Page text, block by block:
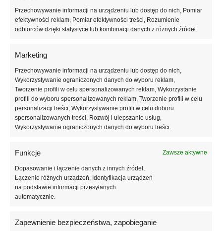
Przechowywanie informacji na urządzeniu lub dostęp do nich, Pomiar
efektywności reklam, Pomiar efektywności treści, Rozumienie
odbiorców dzięki statystyce lub kombinacji danych z różnych źródeł.
Marketing
Przechowywanie informacji na urządzeniu lub dostęp do nich,
Wykorzystywanie ograniczonych danych do wyboru reklam,
Tworzenie profili w celu spersonalizowanych reklam, Wykorzystanie
profili do wyboru spersonalizowanych reklam, Tworzenie profili w celu
personalizacji treści, Wykorzystywanie profili w celu doboru
spersonalizowanych treści, Rozwój i ulepszanie usług,
Wykorzystywanie ograniczonych danych do wyboru treści.
Funkcje Zawsze aktywne
Dopasowanie i łączenie danych z innych źródeł,
Łączenie różnych urządzeń, Identyfikacja urządzeń
na podstawie informacji przesyłanych
automatycznie.
Zapewnienie bezpieczeństwa, zapobieganie
Podczas prowadzenia prac ociepleniowych temperatura
zewnętrzna powietrza, podłoża i materiału wbudowywanego nie
może wynosić mniej niż +5°C i nie więcej niż + 25°C. Podczas
bezpośrednie działanie promieni słonecznych. Jako osłony przed
rusztowania. Przed nałożeniem kleju płytę należy zrysować np.
papierem ściernym w celu uzyskania lepszej przyczepności.
Wymiar płyt gładkich:1000mm x 500 mm
Grubość płyt gładkichod 10mm do 300mm
Wymiar płyt frezowanych:980mm x 480 mm
Wykończenie krawędzi:
Istotne cechy prodktu:
Deklarowany współczynnik przewodzenia ciepła: ≤ 0,031
[W/(m.K)]
Reakcja na ogień: Euroklasa E